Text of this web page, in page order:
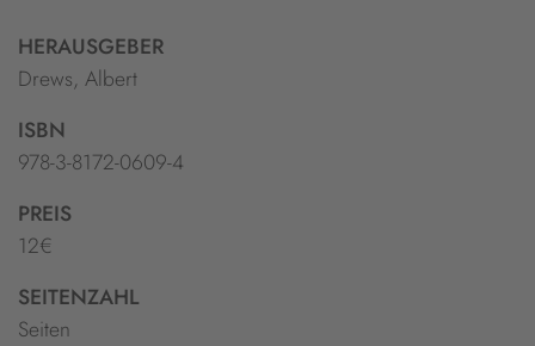
HERAUSGEBER
Drews, Albert
ISBN
978-3-8172-0609-4
PREIS
12€
SEITENZAHL
Seiten